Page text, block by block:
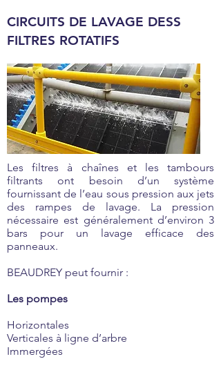
CIRCUITS DE LAVAGE DESS
FILTRES ROTATIFS
Les filtres à chaînes et les tambours
filtrants ont besoin d’un système
fournissant de l’eau sous pression aux jets
des rampes de lavage. La pression
nécessaire est généralement d’environ 3
bars pour un lavage efficace des
panneaux.
BEAUDREY peut fournir :
Les pompes
Horizontales
Verticales à ligne d’arbre
Immergées